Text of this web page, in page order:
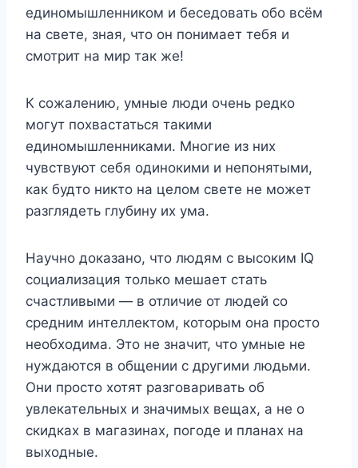
единомышленником и беседовать обо всём
на свете, зная, что он понимает тебя и
смотрит на мир так же!
К сожалению, умные люди очень редко
могут похвастаться такими
единомышленниками. Многие из них
чувствуют себя одинокими и непонятыми,
как будто никто на целом свете не может
разглядеть глубину их ума.
Научно доказано, что людям с высоким IQ
социализация только мешает стать
счастливыми — в отличие от людей со
средним интеллектом, которым она просто
необходима. Это не значит, что умные не
нуждаются в общении с другими людьми.
Они просто хотят разговаривать об
увлекательных и значимых вещах, а не о
скидках в магазинах, погоде и планах на
выходные.